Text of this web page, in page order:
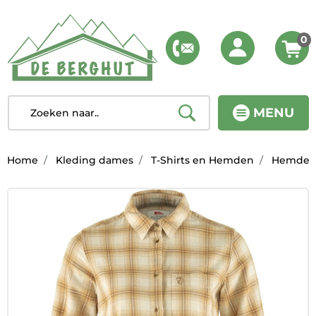
MENU
0
Home Kleding dames T-Shirts en Hemden Hemden